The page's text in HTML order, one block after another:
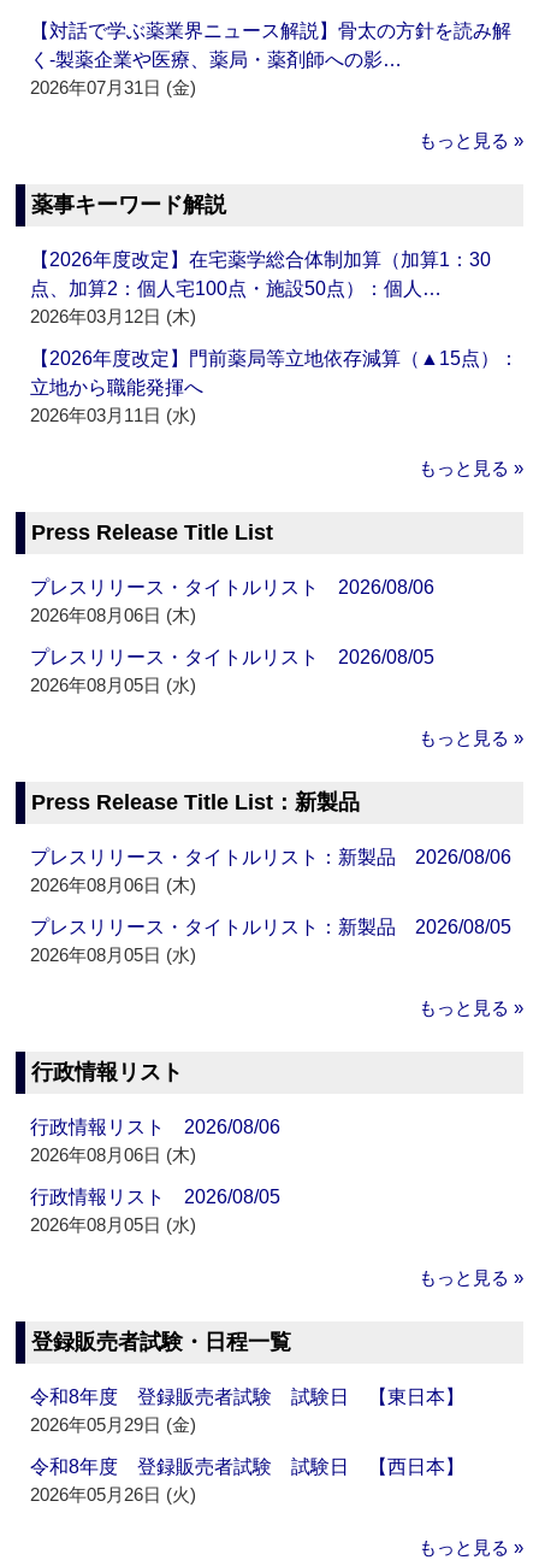
【対話で学ぶ薬業界ニュース解説】骨太の方針を読み解
く‐製薬企業や医療、薬局・薬剤師への影…
2026年07月31日 (金)
もっと見る »
薬事キーワード解説
【2026年度改定】在宅薬学総合体制加算（加算1：30
点、加算2：個人宅100点・施設50点）：個人…
2026年03月12日 (木)
【2026年度改定】門前薬局等立地依存減算（▲15点）：
立地から職能発揮へ
2026年03月11日 (水)
もっと見る »
Press Release Title List
プレスリリース・タイトルリスト 2026/08/06
2026年08月06日 (木)
プレスリリース・タイトルリスト 2026/08/05
2026年08月05日 (水)
もっと見る »
Press Release Title List：新製品
プレスリリース・タイトルリスト：新製品 2026/08/06
2026年08月06日 (木)
プレスリリース・タイトルリスト：新製品 2026/08/05
2026年08月05日 (水)
もっと見る »
行政情報リスト
行政情報リスト 2026/08/06
2026年08月06日 (木)
行政情報リスト 2026/08/05
2026年08月05日 (水)
もっと見る »
登録販売者試験・日程一覧
令和8年度 登録販売者試験 試験日 【東日本】
2026年05月29日 (金)
令和8年度 登録販売者試験 試験日 【西日本】
2026年05月26日 (火)
もっと見る »